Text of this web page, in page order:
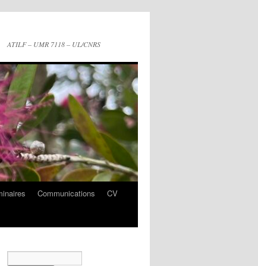
ATILF – UMR 7118 – UL/CNRS
Communications
CV